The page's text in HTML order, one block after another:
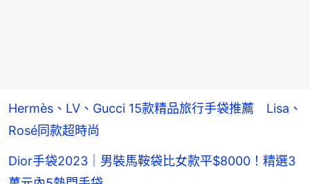
Hermès、LV、Gucci 15款精品旅行手袋推薦 Lisa、
Rosé同款超時尚
Dior手袋2023｜男裝馬鞍袋比女款平$8000！精選3